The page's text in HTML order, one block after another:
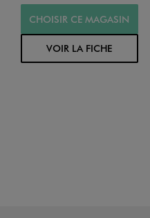
CHOISIR CE MAGASIN
VOIR LA FICHE